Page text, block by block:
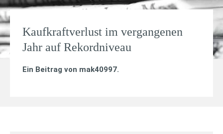
Kaufkraftverlust im vergangenen
Jahr auf Rekordniveau
Ein Beitrag von mak40997.